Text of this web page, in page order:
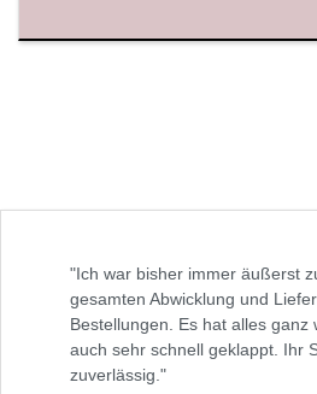
"Ich war bisher immer äußerst
gesamten Abwicklung und
Bestellungen. Es hat alles ganz
auch sehr schnell geklappt. Ihr
zuverlässig."